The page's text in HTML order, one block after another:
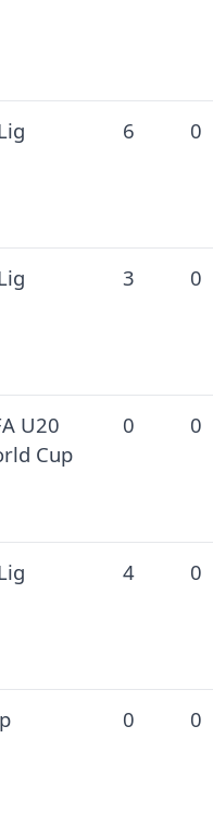
6 0
3 0
U20
Cup
0 0
4 0
0 0